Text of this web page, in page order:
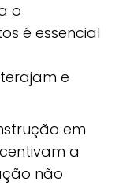
o
é essencial
e
em
a
não